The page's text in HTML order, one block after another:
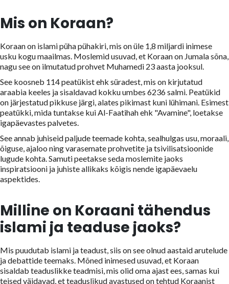
Mis on Koraan?
Koraan on islami püha pühakiri, mis on üle 1,8 miljardi inimese
usku kogu maailmas. Moslemid usuvad, et Koraan on Jumala sõna,
nagu see on ilmutatud prohvet Muhamedi 23 aasta jooksul.
See koosneb 114 peatükist ehk süradest, mis on kirjutatud
araabia keeles ja sisaldavad kokku umbes 6236 salmi. Peatükid
on järjestatud pikkuse järgi, alates pikimast kuni lühimani. Esimest
peatükki, mida tuntakse kui Al-Faatihah ehk "Avamine", loetakse
igapäevastes palvetes.
See annab juhiseid paljude teemade kohta, sealhulgas usu, moraali,
õiguse, ajaloo ning varasemate prohvetite ja tsivilisatsioonide
lugude kohta. Samuti peetakse seda moslemite jaoks
inspiratsiooni ja juhiste allikaks kõigis nende igapäevaelu
aspektides.
Milline on Koraani tähendus
islami ja teaduse jaoks?
Mis puudutab islami ja teadust, siis on see olnud aastaid arutelude
ja debattide teemaks. Mõned inimesed usuvad, et Koraan
sisaldab teaduslikke teadmisi, mis olid oma ajast ees, samas kui
teised väidavad, et teaduslikud avastused on tehtud Koraanist